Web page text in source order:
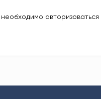
авторизоваться